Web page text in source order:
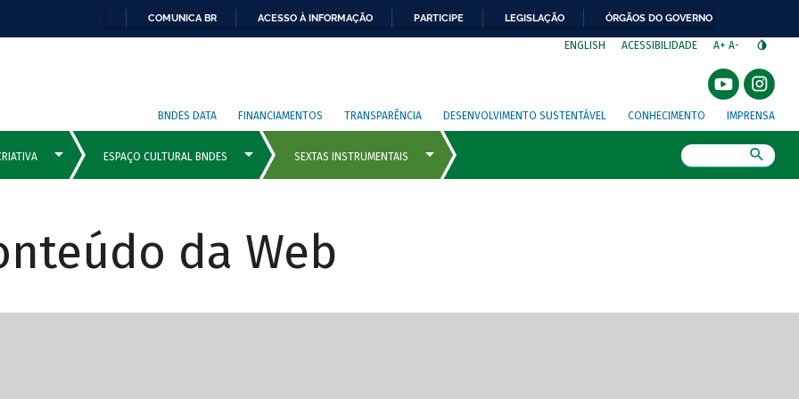
COMUNICA BR ACESSO À INFORMAÇÃO PARTICIPE LEGISLAÇÃO ÓRGÃOS DO GOVERNO
ENGLISH ACESSIBILIDADE A+ A-
BNDES DATA FINANCIAMENTOS TRANSPARÊNCIA DESENVOLVIMENTO SUSTENTÁVEL CONHECIMENTO IMPRENSA
da Web